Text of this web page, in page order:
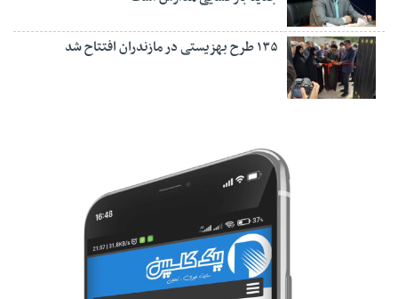
۱۳۵ طرح بهزیستی در مازندران افتتاح شد